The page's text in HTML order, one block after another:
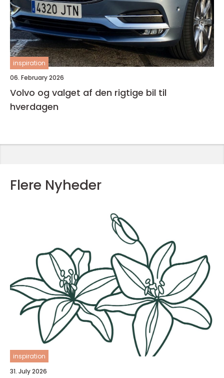
inspiration
06. February 2026
Volvo og valget af den rigtige bil til
hverdagen
Flere Nyheder
inspiration
31. July 2026